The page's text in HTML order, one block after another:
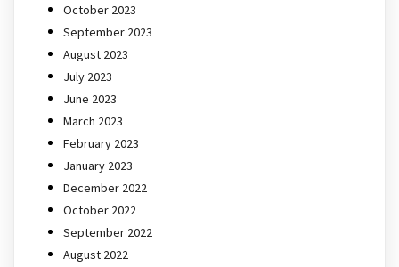
October 2023
September 2023
August 2023
July 2023
June 2023
March 2023
February 2023
January 2023
December 2022
October 2022
September 2022
August 2022